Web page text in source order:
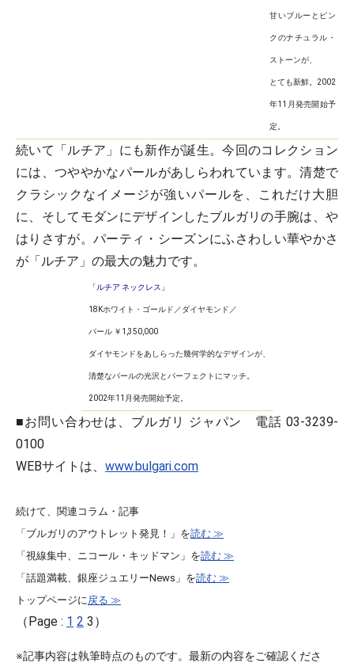
甘いブルーとピン
クのナチュラル・
ストーンが、
とても新鮮。2002
年11月発売開始予
定。
続いて「ルチア」にも新作が誕生。今回のコレクション
には、つややかなパールがあしらわれています。清楚で
クラシックなイメージが強いパールを、これだけ大胆
に、そしてモダンにデザインしたブルガリの手腕は、や
はりさすが。パーティ・シーズンにふさわしい華やかさ
が「ルチア」の最大の魅力です。
「ルチア ネックレス」
18Kホワイト・ゴールド／ダイヤモンド／
パール ￥1,350,000
ダイヤモンドをあしらった幾何学的なデザインが、
清楚なパールの光沢とパーフェクトにマッチ。
2002年11月発売開始予定。
■お問い合わせは、ブルガリ ジャパン 電話 03-3239-
0100
WEBサイトは、 www.bulgari.com
続けて、関連コラム・記事
「ブルガリのアウトレット発見！」を読む ≫
「視線集中、ニコール・キッドマン」を読む ≫
「話題満載、銀座ジュエリーNews」を読む ≫
トップページに戻る ≫
（Page : 1 2 3）
※記事内容は執筆時点のものです。最新の内容をご確認くださ